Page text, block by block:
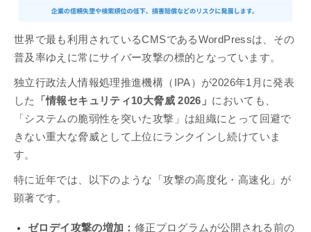
世界で最も利用されているCMSであるWordPressは、その
普及率ゆえに常にサイバー攻撃の標的となっています。
独立行政法人情報処理推進機構（IPA）が2026年1月に発表
した
「情報セキュリティ10大脅威 2026」 においても、
「システムの脆弱性を突いた攻撃」は組織にとって回避で
きない重大な脅威として上位にランクインし続けていま
す。
特に近年では、以下のような「攻撃の高度化・高速化」が
顕著です。
ゼロデイ攻撃の増加： 修正プログラムが公開される前の